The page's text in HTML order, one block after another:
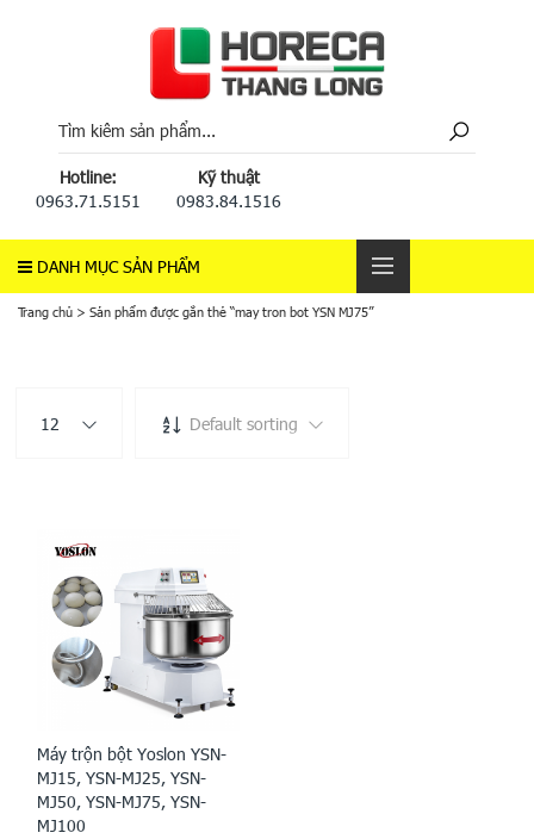
Hotline:
0963.71.5151
Kỹ thuật
0983.84.1516
DANH MỤC SẢN PHẨM
Trang chủ > Sản phẩm được gắn thẻ “may tron bot YSN MJ75”
12 Default sorting
Máy trộn bột Yoslon YSN-
MJ15, YSN-MJ25, YSN-
MJ50, YSN-MJ75, YSN-
MJ100